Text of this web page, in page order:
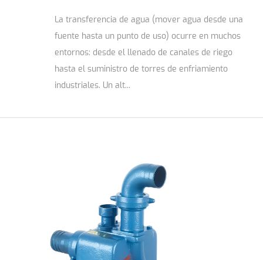
La transferencia de agua (mover agua desde una
fuente hasta un punto de uso) ocurre en muchos
entornos: desde el llenado de canales de riego
hasta el suministro de torres de enfriamiento
industriales. Un alt...